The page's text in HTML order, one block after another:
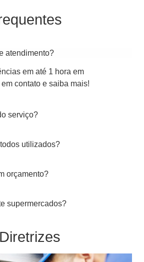
atendimento?
em até 1 hora em
em contato e saiba mais!
serviço?
utilizados?
orçamento?
supermercados?